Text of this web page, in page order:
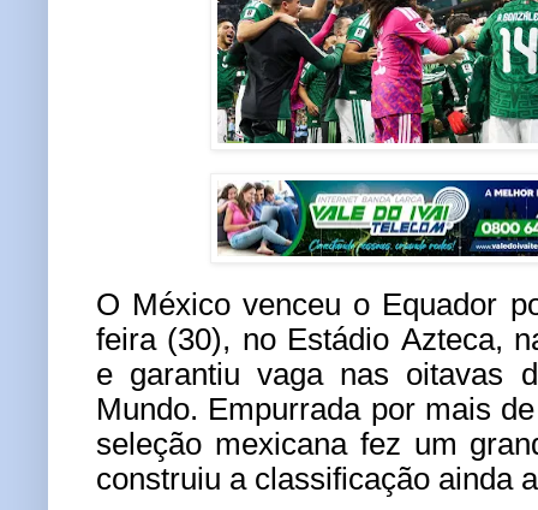
O México venceu o Equador
feira (30), no Estádio Azteca,
e garantiu vaga nas oitavas
Mundo. Empurrada por mais
seleção mexicana fez um
construiu a classificação ainda